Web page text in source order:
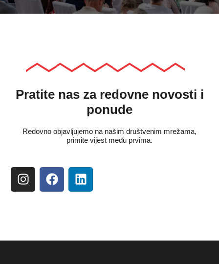
Pratite nas za redovne novosti i
ponude
Redovno objavljujemo na našim društvenim mrežama,
primite vijest među prvima.
I
n
F
a
L
i